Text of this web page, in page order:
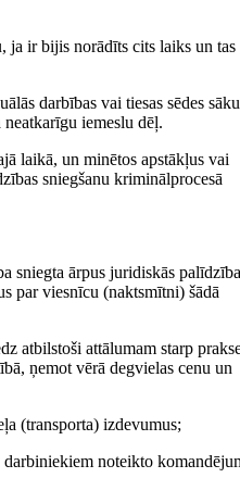
ja ir bijis norādīts cits laiks un tas
darbības vai tiesas sēdes
iemeslu dēļ.
laikā, un minētos apstākļus vai
sniegšanu kriminālprocesā
sniegta ārpus juridiskās
par viesnīcu (naktsmītni) šādā
atbilstoši attālumam starp
ņemot vērā degvielas cenu un
(transporta) izdevumus;
darbiniekiem noteikto